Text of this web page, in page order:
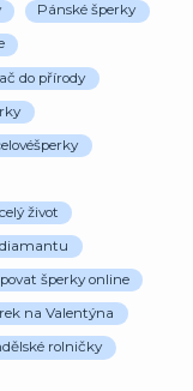
Pánské šperky
do přírody
život
šperky online
na Valentýna
rolničky